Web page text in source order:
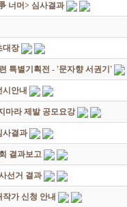
너머> 심사결과
대장
특별기획전 - '문자향 서권기'
시안내
마라 제발 공모요강
사결과
결과보고
선거 결과
가 신청 안내